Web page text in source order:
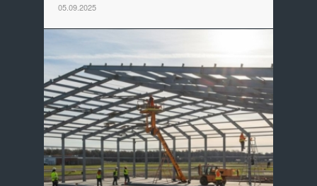
05.09.2025